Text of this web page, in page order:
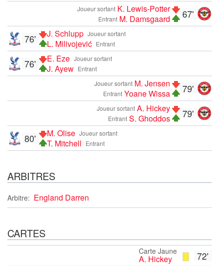
67'
Joueur sortant K. Lewis-Potter
Entrant M. Damsgaard
Joueur sortant
J. Schlupp
Entrant
L. Milivojević
76'
Joueur sortant
E. Eze
Entrant
J. Ayew
76'
79'
Joueur sortant M. Jensen
Entrant Yoane Wissa
79'
Joueur sortant A. Hickey
Entrant S. Ghoddos
Joueur sortant
M. Olise
Entrant
T. Mitchell
80'
ARBITRES
Arbitre: England Darren
CARTES
72'
Carte Jaune
A. Hickey